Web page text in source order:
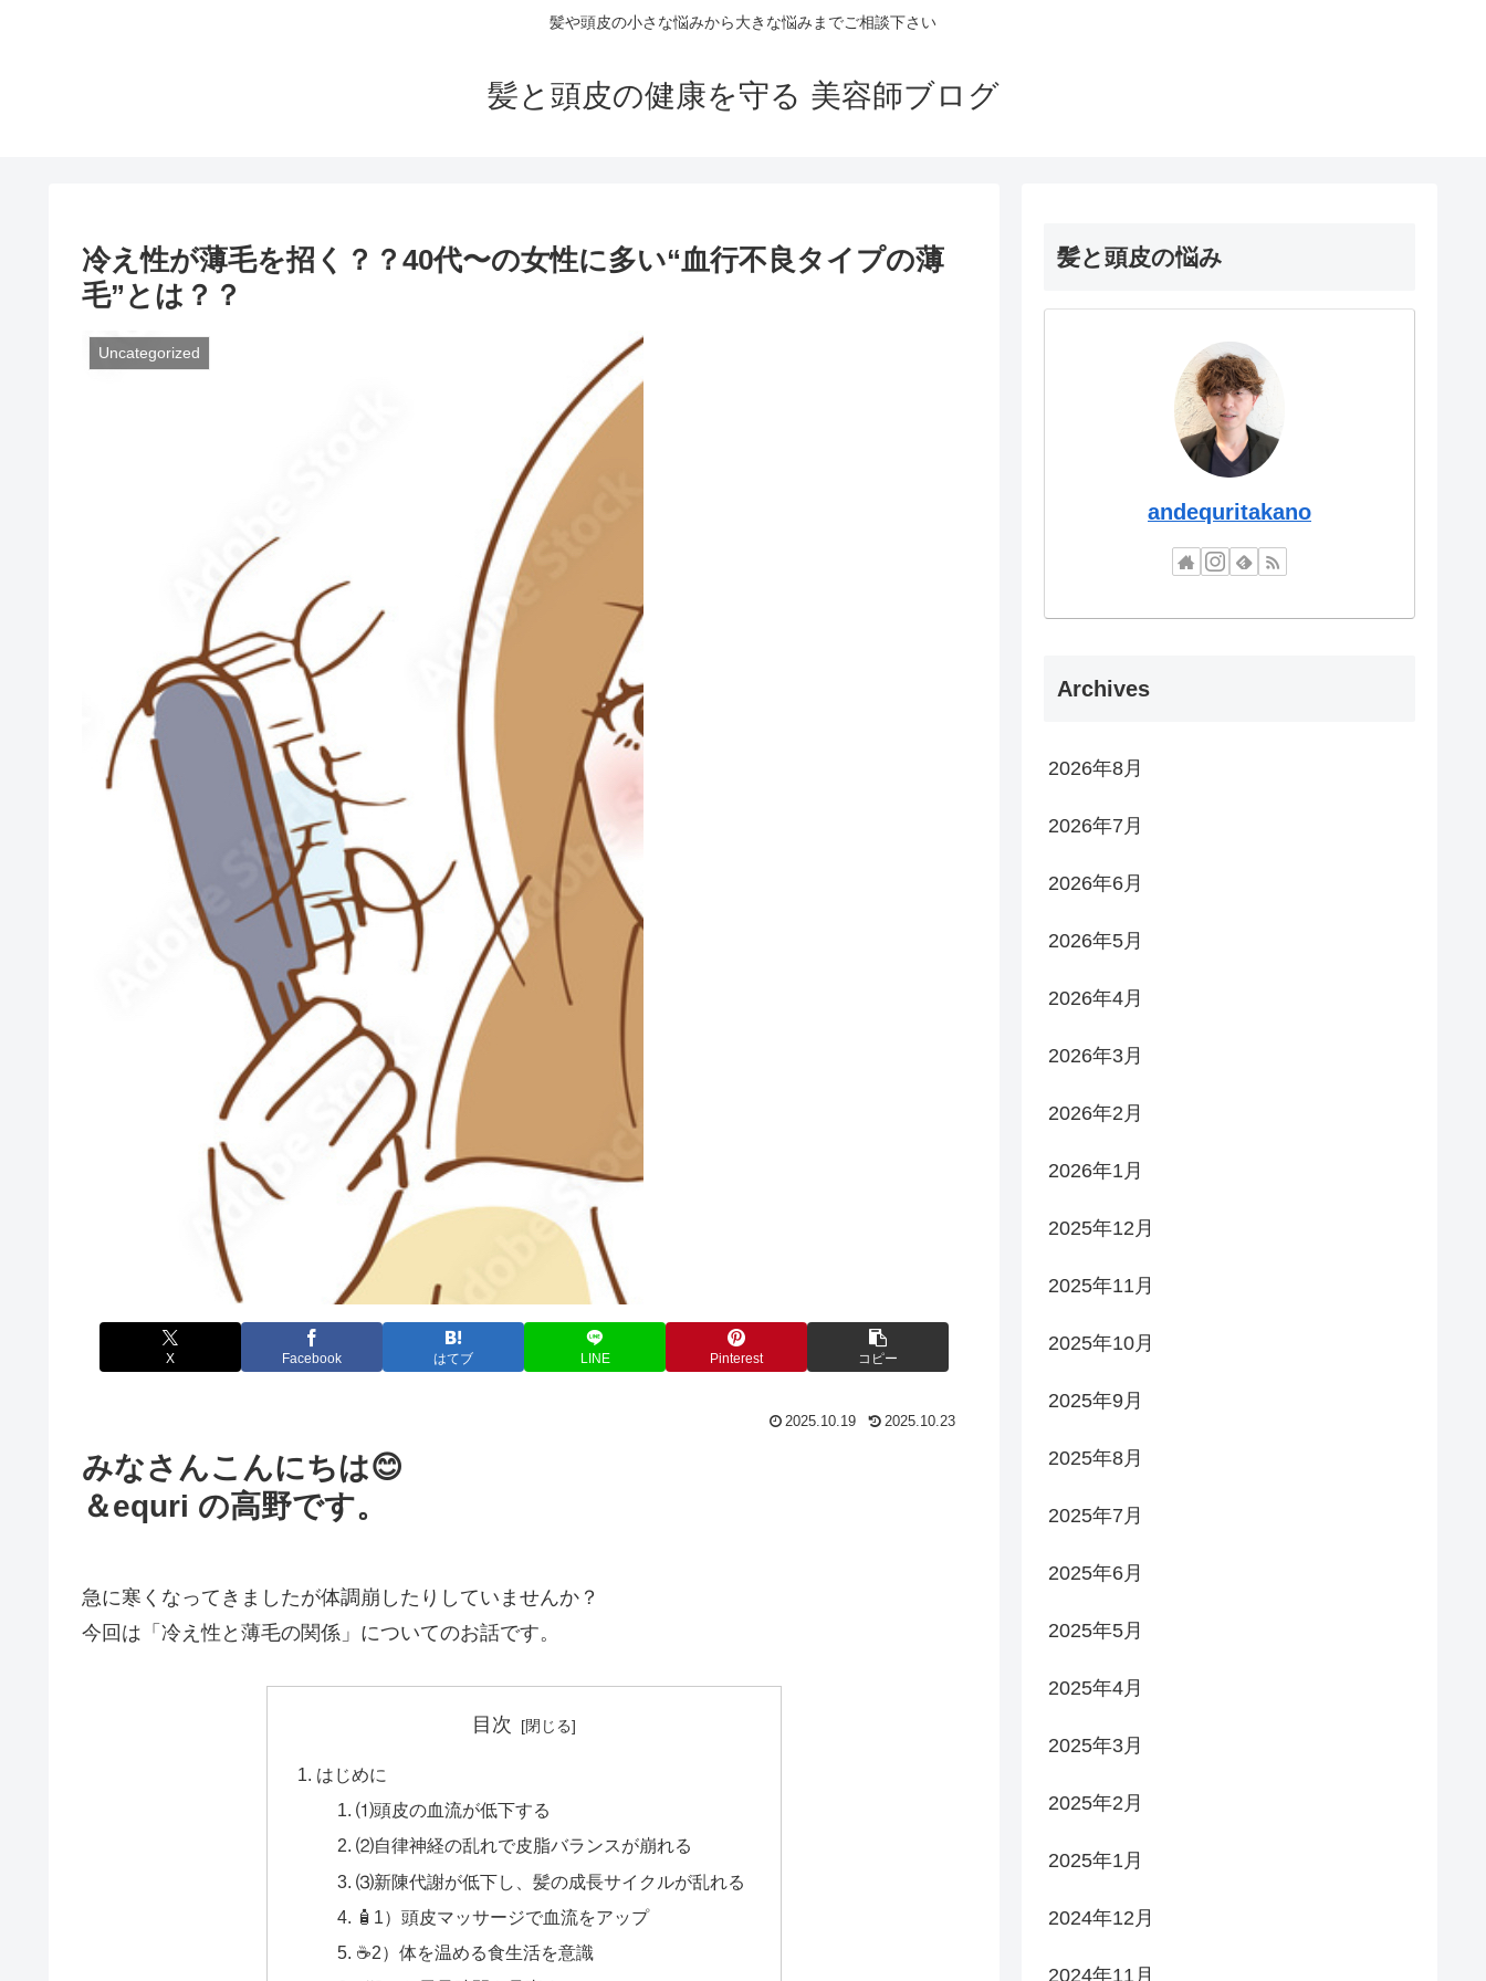
髪や頭皮の小さな悩みから大きな悩みまでご相談下さい
髪と頭皮の健康を守る 美容師ブログ
冷え性が薄毛を招く？？40代〜の女性に多い“血行不良タイプの薄
毛”とは？？
Uncategorized
X Facebook はてブ LINE Pinterest コピー
2025.10.19 2025.10.23
みなさんこんにちは😊
＆equri の高野です。
急に寒くなってきましたが体調崩したりしていませんか？
今回は「冷え性と薄毛の関係」についてのお話です。
目次
はじめに
⑴頭皮の血流が低下する
⑵自律神経の乱れで皮脂バランスが崩れる
⑶新陳代謝が低下し、髪の成長サイクルが乱れる
🧴1）頭皮マッサージで血流をアップ
☕2）体を温める食生活を意識
髪と頭皮の悩み
andequritakano
Archives
2026年8月
2026年7月
2026年6月
2026年5月
2026年4月
2026年3月
2026年2月
2026年1月
2025年12月
2025年11月
2025年10月
2025年9月
2025年8月
2025年7月
2025年6月
2025年5月
2025年4月
2025年3月
2025年2月
2025年1月
2024年12月
2024年11月